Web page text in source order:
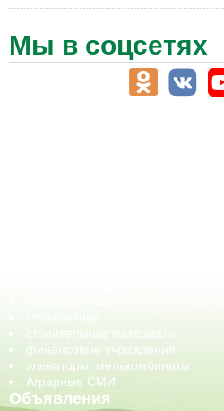
Мы в соцсетях
строительные материалы
финансовые учреждения
элеваторы, мелькомбинаты
Аграрные СМИ
Объявления